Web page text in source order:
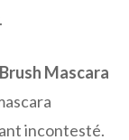
Mascara
incontesté.